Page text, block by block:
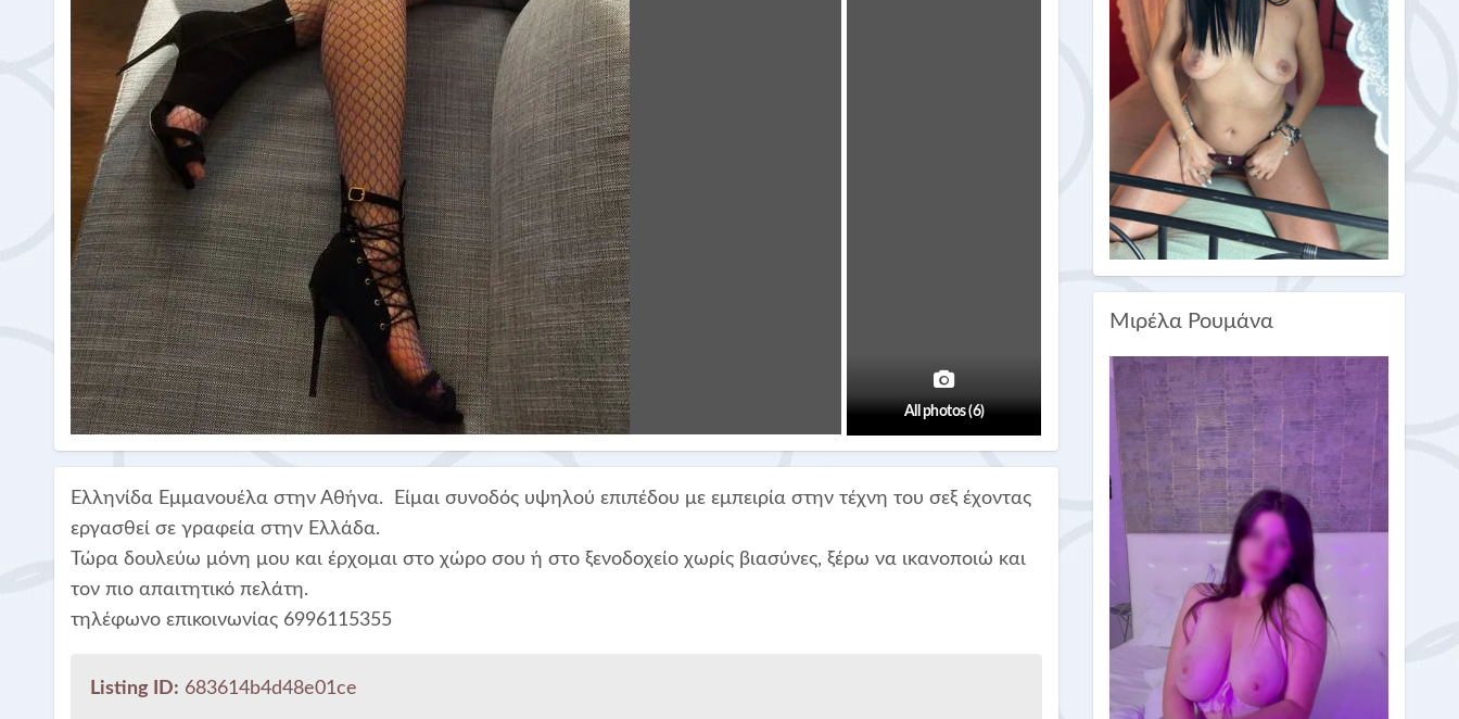
All photos (6)
Ελληνίδα Εμμανουέλα στην Αθήνα. Είμαι συνοδός υψηλού επιπέδου με εμπειρία στην τέχνη του σεξ έχοντας
εργασθεί σε γραφεία στην Ελλάδα.
Τώρα δουλεύω μόνη μου και έρχομαι στο χώρο σου ή στο ξενοδοχείο χωρίς βιασύνες, ξέρω να ικανοποιώ και
τον πιο απαιτητικό πελάτη.
τηλέφωνο επικοινωνίας 6996115355
Listing ID: 683614b4d48e01ce
Μιρέλα Ρουμάνα